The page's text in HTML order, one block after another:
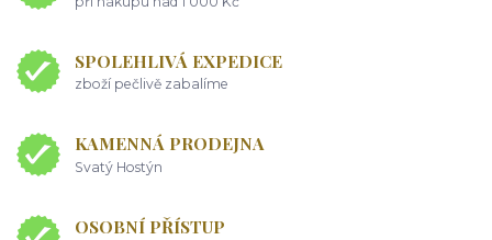
SPOLEHLIVÁ EXPEDICE
zboží pečlivě zabalíme
KAMENNÁ PRODEJNA
Svatý Hostýn
OSOBNÍ PŘÍSTUP